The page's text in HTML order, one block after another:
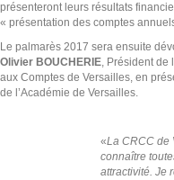
présenteront leurs résultats
« présentation des comptes
Le palmarès 2017 sera ensuite
Olivier BOUCHERIE, Président de
aux Comptes de Versailles, en
de l’Académie de Versailles.
«La CRCC de
connaître
attractivité. Je